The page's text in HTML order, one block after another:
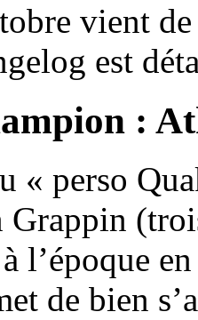
vient
est
:
« perso
Grappin
l’époque
de bien